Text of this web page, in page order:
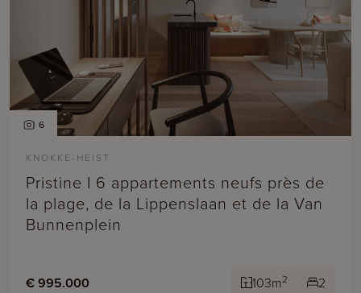
6
KNOKKE-HEIST
Pristine I 6 appartements neufs près de
la plage, de la Lippenslaan et de la Van
Bunnenplein
€ 995.000 103m2 2